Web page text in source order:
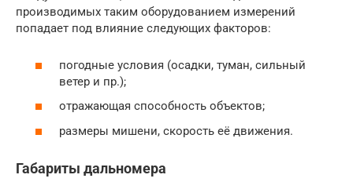
производимых таким оборудованием измерений
попадает под влияние следующих факторов:
погодные условия (осадки, туман, сильный
ветер и пр.);
отражающая способность объектов;
размеры мишени, скорость её движения.
Габариты дальномера